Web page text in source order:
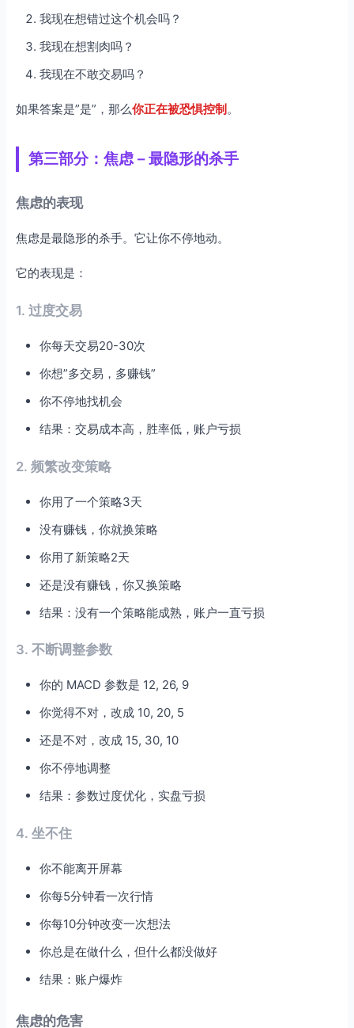
我现在想错过这个机会吗？
我现在想割肉吗？
我现在不敢交易吗？
如果答案是”是”，那么你正在被恐惧控制 。
第三部分：焦虑 – 最隐形的杀手
焦虑的表现
焦虑是最隐形的杀手。它让你不停地动。
它的表现是：
1. 过度交易
你每天交易20-30次
你想”多交易，多赚钱”
你不停地找机会
结果：交易成本高，胜率低，账户亏损
2. 频繁改变策略
你用了一个策略3天
没有赚钱，你就换策略
你用了新策略2天
还是没有赚钱，你又换策略
结果：没有一个策略能成熟，账户一直亏损
3. 不断调整参数
你的 MACD 参数是 12, 26, 9
你觉得不对，改成 10, 20, 5
还是不对，改成 15, 30, 10
你不停地调整
结果：参数过度优化，实盘亏损
4. 坐不住
你不能离开屏幕
你每5分钟看一次行情
你每10分钟改变一次想法
你总是在做什么，但什么都没做好
结果：账户爆炸
焦虑的危害